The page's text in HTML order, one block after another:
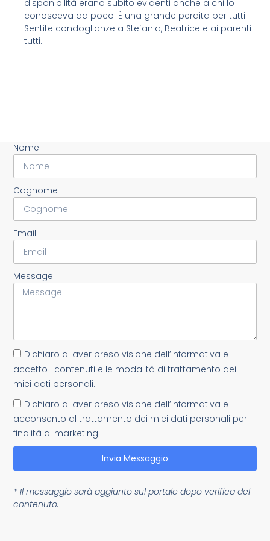
disponibilità erano subito evidenti anche a chi lo
conosceva da poco. È una grande perdita per tutti.
Sentite condoglianze a Stefania, Beatrice e ai parenti
tutti.
Nome
Cognome
Email
Message
Dichiaro di aver preso visione dell’informativa e
accetto i contenuti e le modalità di trattamento dei
miei dati personali.
Dichiaro di aver preso visione dell’informativa e
acconsento al trattamento dei miei dati personali per
finalità di marketing.
Invia Messaggio
* Il messaggio sarà aggiunto sul portale dopo verifica del
contenuto.